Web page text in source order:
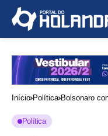
Início Política Bolsonaro
Política